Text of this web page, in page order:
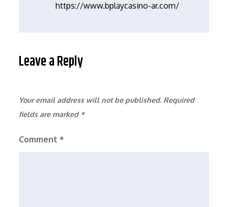
https://www.bplaycasino-ar.com/
Leave a Reply
Your email address will not be published. Required
fields are marked *
Comment*